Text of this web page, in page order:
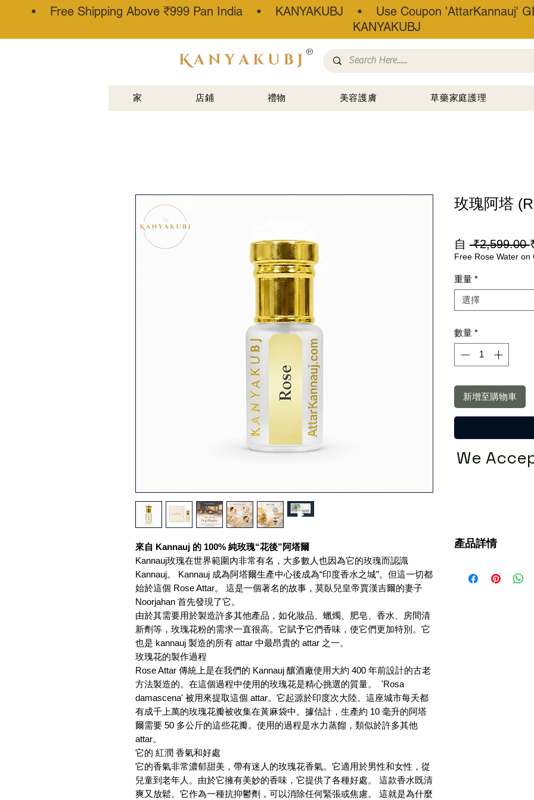
• Free Shipping Above ₹999 Pan India • KANYAKUBJ • Use Coupon 'AttarKannauj'
KANYAKUBJ
®
家 店鋪 禮物 美容護膚 草藥家庭護理
來自 Kannauj 的 100% 純玫瑰“花後”阿塔爾
Kannauj玫瑰在世界範圍內非常有名，大多數人也因為它的玫瑰而認識
Kannauj。 Kannauj 成為阿塔爾生產中心後成為“印度香水之城”。但這一切都
始於這個 Rose Attar。 這是一個著名的故事，莫臥兒皇帝賈漢吉爾的妻子
Noorjahan 首先發現了它。
由於其需要用於製造許多其他產品，如化妝品、蠟燭、肥皂、香水、房間清
新劑等，玫瑰花粉的需求一直很高。它賦予它們香味，使它們更加特別。它
也是 kannauj 製造的所有 attar 中最昂貴的 attar 之一。
玫瑰花的製作過程
Rose Attar 傳統上是在我們的 Kannauj 釀酒廠使用大約 400 年前設計的古老
方法製造的。在這個過程中使用的玫瑰花是精心挑選的質量。 'Rosa
damascena' 被用來提取這個 attar。它起源於印度次大陸。這座城市每天都
有成千上萬的玫瑰花瓣被收集在黃麻袋中。據估計，生產約 10 毫升的阿塔
爾需要 50 多公斤的這些花瓣。使用的過程是水力蒸餾，類似於許多其他
attar。
它的 紅潤 香氣和好處
它的香氣非常濃郁甜美，帶有迷人的玫瑰花香氣。它適用於男性和女性，從
兒童到老年人。由於它擁有美妙的香味，它提供了各種好處。 這款香水既清
爽又放鬆。它作為一種抗抑鬱劑，可以消除任何緊張或焦慮。 這就是為什麼
玫瑰阿塔
自 ₹2,599.00
Free Rose Water on
重量 *
選擇
數量 *
新增至購物車
We
產品詳情
提取方法：傳統的阿